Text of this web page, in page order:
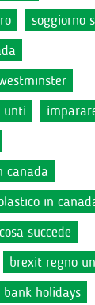
soggiorno
unti
canada
in
succede
brexit regno
bank holidays